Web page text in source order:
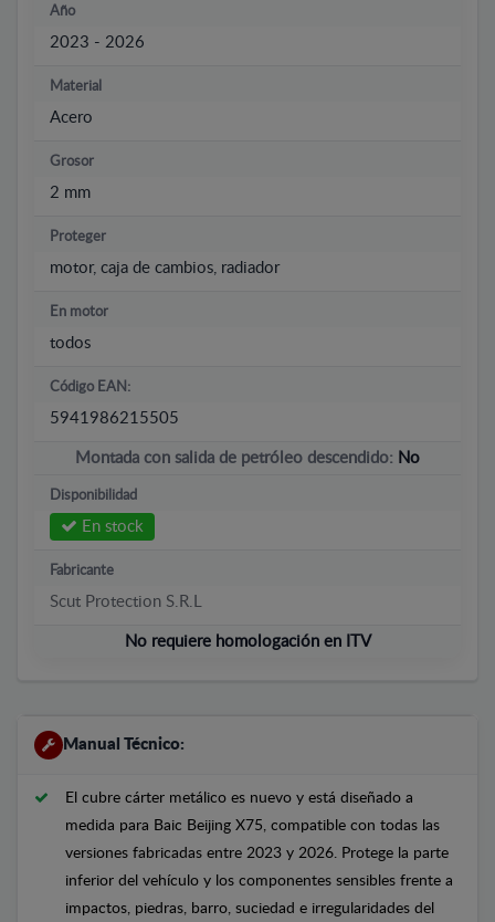
Año
2023 - 2026
Material
Acero
Grosor
2 mm
Proteger
motor, caja de cambios, radiador
En motor
todos
Código EAN:
5941986215505
Montada con salida de petróleo descendido: No
Disponibilidad
En stock
Fabricante
Scut Protection S.R.L
No requiere homologación en ITV
Manual Técnico:
El cubre cárter metálico es nuevo y está diseñado a
medida para Baic Beijing X75, compatible con todas las
versiones fabricadas entre 2023 y 2026. Protege la parte
inferior del vehículo y los componentes sensibles frente a
impactos, piedras, barro, suciedad e irregularidades del